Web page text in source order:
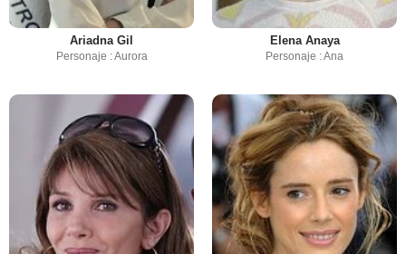
Ariadna Gil
Personaje : Aurora
Elena Anaya
Personaje : Ana